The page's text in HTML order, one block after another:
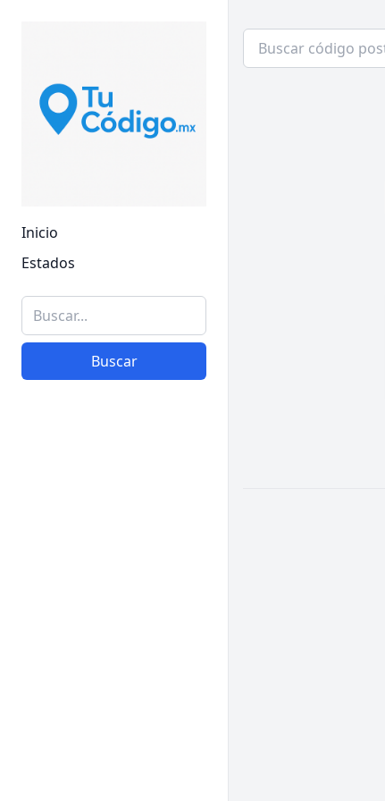
Inicio
Estados
Buscar